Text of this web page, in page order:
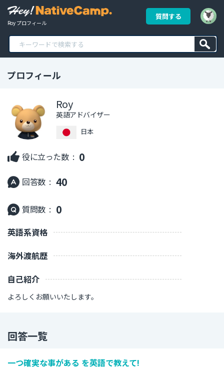
Roy プロフィール
質問する
プロフィール
Roy
英語アドバイザー
日本
役に立った数 : 0
回答数 : 40
質問数 : 0
英語系資格
海外渡航歴
自己紹介
よろしくお願いいたします。
回答一覧
一つ確実な事がある を英語で教えて!